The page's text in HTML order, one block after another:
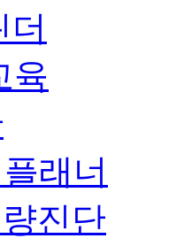
더
육
래너
진단